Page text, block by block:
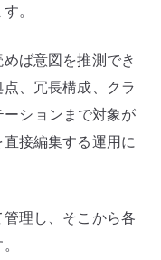
。
ば意図を推測でき
、冗長構成、クラ
ションまで対象が
接編集する運用に
理し、そこから各